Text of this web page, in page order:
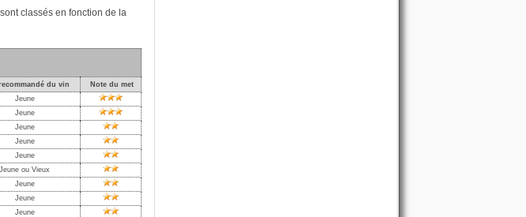
classés en fonction de la
du vin
Note du met
Jeune
Jeune
Jeune
Jeune
Jeune
Jeune ou Vieux
Jeune
Jeune
Jeune